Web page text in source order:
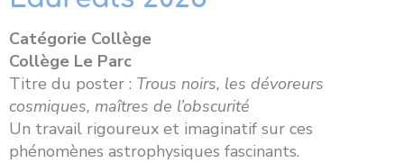
Catégorie Collège
Collège Le Parc
Titre du poster : Trous noirs, les dévoreurs
cosmiques, maîtres de l’obscurité
Un travail rigoureux et imaginatif sur ces
phénomènes astrophysiques fascinants.